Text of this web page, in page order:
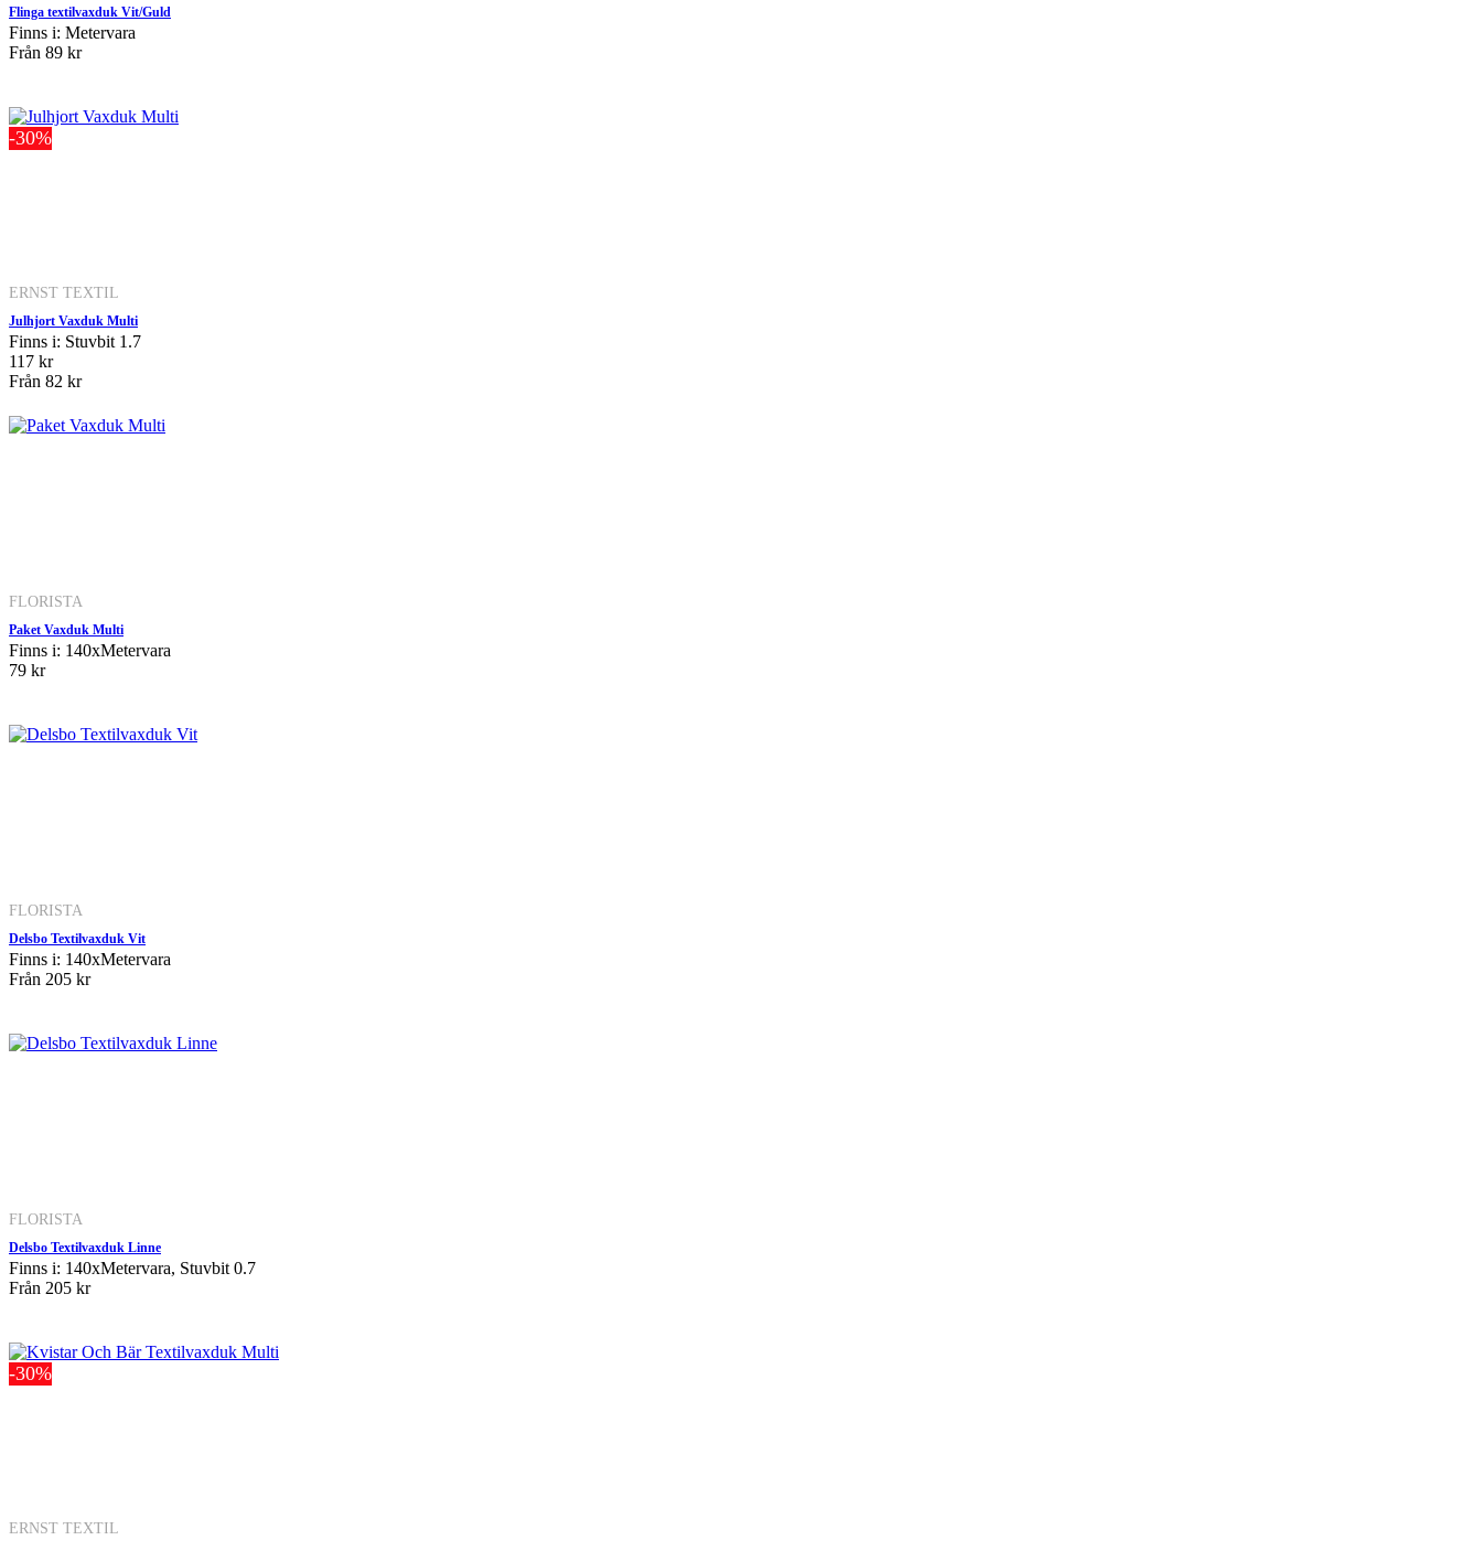
Flinga textilvaxduk Vit/Guld
Finns i: Metervara
Från 89 kr
-30%
ERNST TEXTIL
Julhjort Vaxduk Multi
Finns i: Stuvbit 1.7
117 kr
Från 82 kr
FLORISTA
Paket Vaxduk Multi
Finns i: 140xMetervara
79 kr
FLORISTA
Delsbo Textilvaxduk Vit
Finns i: 140xMetervara
Från 205 kr
FLORISTA
Delsbo Textilvaxduk Linne
Finns i: 140xMetervara, Stuvbit 0.7
Från 205 kr
-30%
ERNST TEXTIL